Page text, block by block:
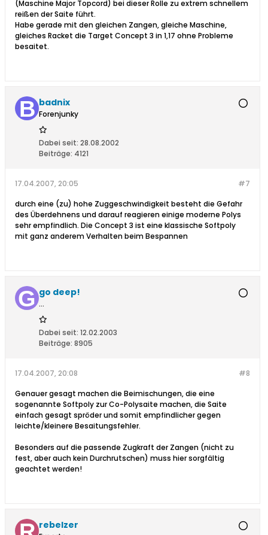
(Maschine Major Topcord) bei dieser Rolle zu extrem schnellem
reißen der Saite führt.
Habe gerade mit den gleichen Zangen, gleiche Maschine,
gleiches Racket die Target Concept 3 in 1,17 ohne Probleme
besaitet.
badnix
Forenjunky
Dabei seit: 28.08.2002
Beiträge: 4121
#7
17.04.2007, 20:05
durch eine (zu) hohe Zuggeschwindigkeit besteht die Gefahr
des Überdehnens und darauf reagieren einige moderne Polys
sehr empfindlich. Die Concept 3 ist eine klassische Softpoly
mit ganz anderem Verhalten beim Bespannen
go deep!
...
Dabei seit: 12.02.2003
Beiträge: 8905
#8
17.04.2007, 20:08
Genauer gesagt machen die Beimischungen, die eine
sogenannte Softpoly zur Co-Polysaite machen, die Saite
einfach gesagt spröder und somit empfindlicher gegen
leichte/kleinere Besaitungsfehler.
Besonders auf die passende Zugkraft der Zangen (nicht zu
fest, aber auch kein Durchrutschen) muss hier sorgfältig
geachtet werden!
rebelzer